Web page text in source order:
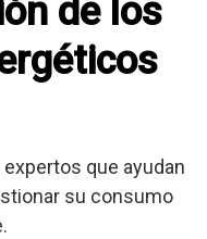
de los
que ayudan
su consumo